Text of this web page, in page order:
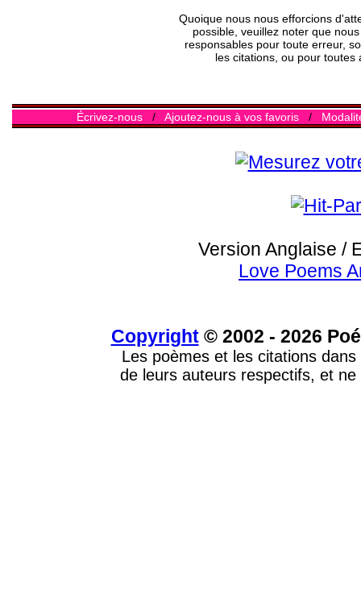
Quoique nous nous efforcions
possible, veuillez noter que
responsables pour toute erreur,
les citations, ou pour toutes
Écrivez-nous/ Ajoutez-nous à vos favoris/
Version Anglaise /
Love Poems
Copyright© 2002 - 2026
Les poèmes et les citations
de leurs auteurs respectifs, et